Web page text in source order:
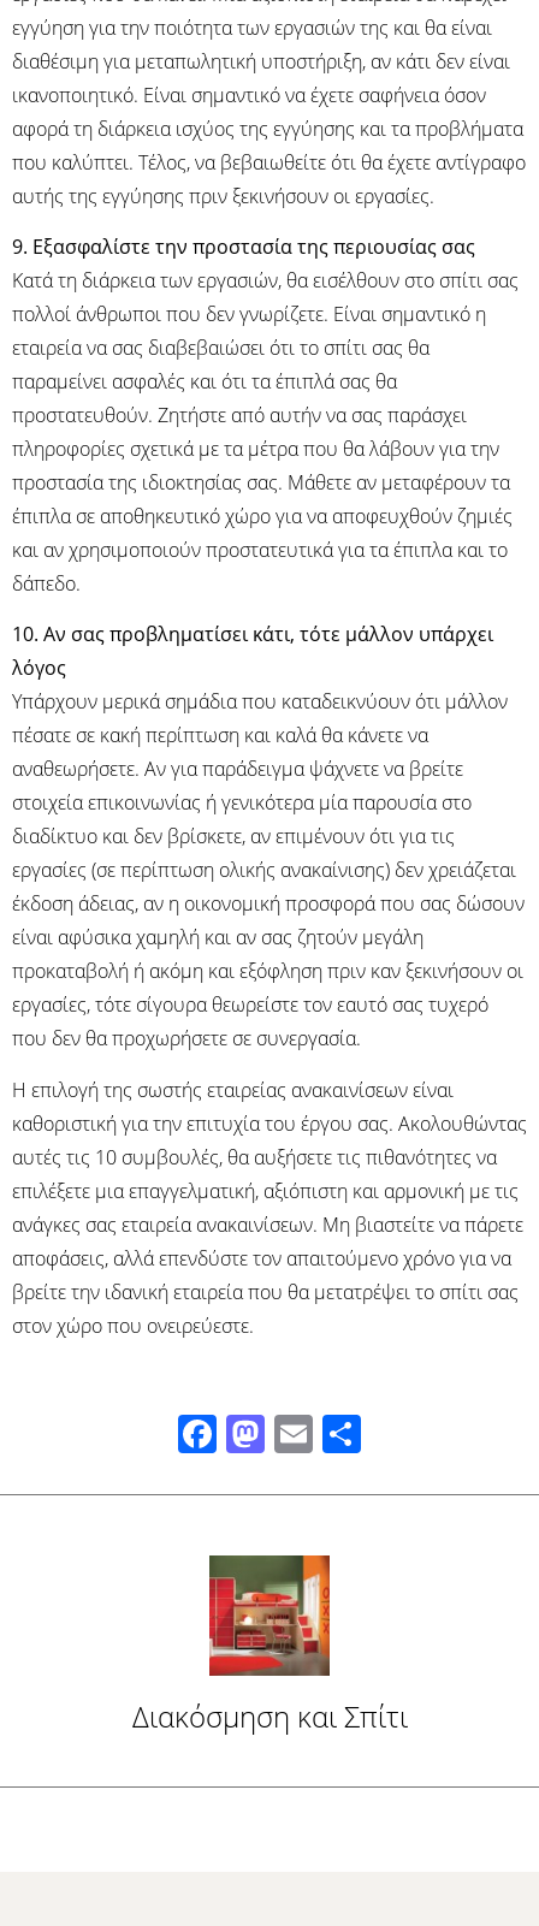
εγγύηση για την ποιότητα των εργασιών της και θα είναι
διαθέσιμη για μεταπωλητική υποστήριξη, αν κάτι δεν είναι
ικανοποιητικό. Είναι σημαντικό να έχετε σαφήνεια όσον
αφορά τη διάρκεια ισχύος της εγγύησης και τα προβλήματα
που καλύπτει. Τέλος, να βεβαιωθείτε ότι θα έχετε αντίγραφο
αυτής της εγγύησης πριν ξεκινήσουν οι εργασίες.
9. Εξασφαλίστε την προστασία της περιουσίας σας
Κατά τη διάρκεια των εργασιών, θα εισέλθουν στο σπίτι σας
πολλοί άνθρωποι που δεν γνωρίζετε. Είναι σημαντικό η
εταιρεία να σας διαβεβαιώσει ότι το σπίτι σας θα
παραμείνει ασφαλές και ότι τα έπιπλά σας θα
προστατευθούν. Ζητήστε από αυτήν να σας παράσχει
πληροφορίες σχετικά με τα μέτρα που θα λάβουν για την
προστασία της ιδιοκτησίας σας. Μάθετε αν μεταφέρουν τα
έπιπλα σε αποθηκευτικό χώρο για να αποφευχθούν ζημιές
και αν χρησιμοποιούν προστατευτικά για τα έπιπλα και το
δάπεδο.
10. Αν σας προβληματίσει κάτι, τότε μάλλον υπάρχει
λόγος
Υπάρχουν μερικά σημάδια που καταδεικνύουν ότι μάλλον
πέσατε σε κακή περίπτωση και καλά θα κάνετε να
αναθεωρήσετε. Αν για παράδειγμα ψάχνετε να βρείτε
στοιχεία επικοινωνίας ή γενικότερα μία παρουσία στο
διαδίκτυο και δεν βρίσκετε, αν επιμένουν ότι για τις
εργασίες (σε περίπτωση ολικής ανακαίνισης) δεν χρειάζεται
έκδοση άδειας, αν η οικονομική προσφορά που σας δώσουν
είναι αφύσικα χαμηλή και αν σας ζητούν μεγάλη
προκαταβολή ή ακόμη και εξόφληση πριν καν ξεκινήσουν οι
εργασίες, τότε σίγουρα θεωρείστε τον εαυτό σας τυχερό
που δεν θα προχωρήσετε σε συνεργασία.
Η επιλογή της σωστής εταιρείας ανακαινίσεων είναι
καθοριστική για την επιτυχία του έργου σας. Ακολουθώντας
αυτές τις 10 συμβουλές, θα αυξήσετε τις πιθανότητες να
επιλέξετε μια επαγγελματική, αξιόπιστη και αρμονική με τις
ανάγκες σας εταιρεία ανακαινίσεων. Μη βιαστείτε να πάρετε
αποφάσεις, αλλά επενδύστε τον απαιτούμενο χρόνο για να
βρείτε την ιδανική εταιρεία που θα μετατρέψει το σπίτι σας
στον χώρο που ονειρεύεστε.
Facebook
Mastodon
Email
Διακόσμηση και Σπίτι